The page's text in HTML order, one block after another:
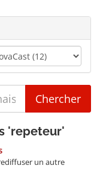
'repeteur'
un autre